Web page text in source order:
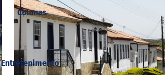
Colunas
Entretenimento